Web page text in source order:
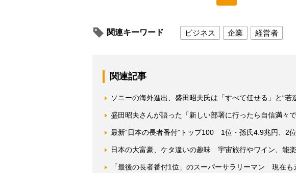
関連キーワード ビジネス 企業 経営者
関連記事
ソニーの海外進出、盛田昭夫氏は「すべて任せる」と“若
盛田昭夫さんが語った「新しい部署に行ったら自信満々
最新“日本の長者番付”トップ100 1位・孫氏4.9兆円、2
日本の大富豪、ケタ違いの趣味 宇宙旅行やワイン、能
「最後の長者番付1位」のスーパーサラリーマン 現在も